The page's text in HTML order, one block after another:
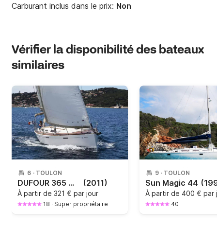
Carburant inclus dans le prix: Non
Vérifier la disponibilité des bateaux
similaires
6 · TOULON
DUFOUR 365 GRAND LARGE (2011)
À partir de 321 € par jour
18 · Super propriétaire
9 · TOULON
Sun Magic 44
À partir de 400 € par
40